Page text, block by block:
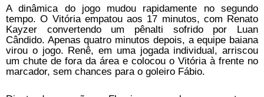
A dinâmica do jogo mudou rapidamente no segundo
tempo. O Vitória empatou aos 17 minutos, com Renato
Kayzer convertendo um pênalti sofrido por Luan
Cândido. Apenas quatro minutos depois, a equipe baiana
virou o jogo. Renê, em uma jogada individual, arriscou
um chute de fora da área e colocou o Vitória à frente no
marcador, sem chances para o goleiro Fábio.